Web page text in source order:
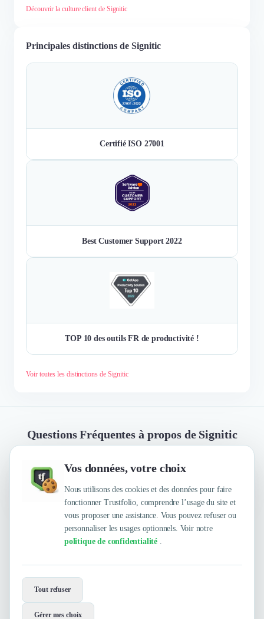
Vos données, votre choix
Nous utilisons des cookies et des données pour faire
fonctionner Trustfolio, comprendre l’usage du site et
vous proposer une assistance. Vous pouvez refuser ou
personnaliser les usages optionnels. Voir notre
politique de confidentialité .
Tout refuser
Gérer mes choix
Découvrir la culture client de Signitic
Principales distinctions de Signitic
Certifié ISO 27001
Best Customer Support 2022
TOP 10 des outils FR de productivité !
Voir toutes les distinctions de Signitic
Questions Fréquentes à propos de Signitic
Quelles sont les principales qualités que leur
reconnaissent leurs clients ?
Trustfolio a authentifié les feedbacks suivants :
Interface simple, Clair, Super équipe, À taille humaine,
besoins, Bon accompagnement, Agilité, Très bons
rapports humains, Ethique, Fiabilité, Sympathique,
Réactivité, INNOVANTE, Rapidité, Excellent rapport